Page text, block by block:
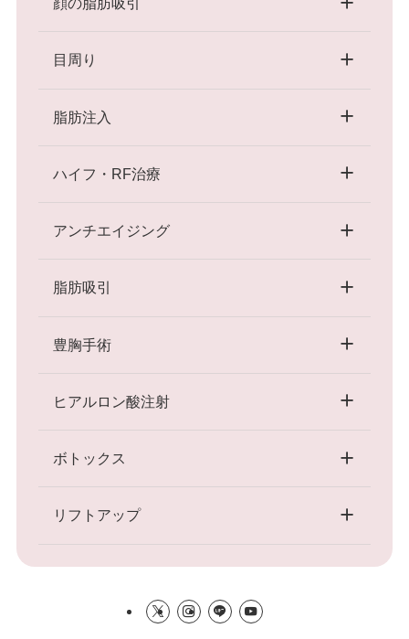
目周り
脂肪注入
ハイフ・RF治療
アンチエイジング
脂肪吸引
豊胸手術
ヒアルロン酸注射
ボトックス
リフトアップ